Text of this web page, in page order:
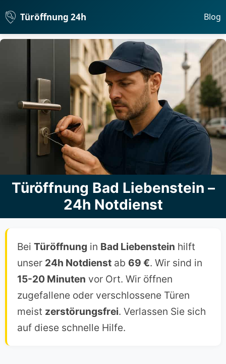
Türöffnung 24h Blog
Türöffnung Bad Liebenstein –
24h Notdienst
Bei Türöffnung in Bad Liebenstein hilft
unser 24h Notdienst ab 69 €. Wir sind in
15-20 Minuten vor Ort. Wir öffnen
zugefallene oder verschlossene Türen
meist zerstörungsfrei. Verlassen Sie sich
auf diese schnelle Hilfe.